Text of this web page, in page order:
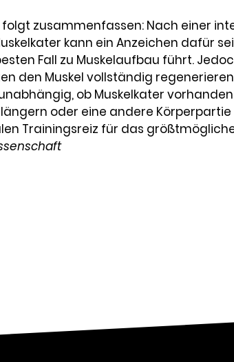
zusammenfassen: Nach einer
kann ein Anzeichen dafür
Fall zu Muskelaufbau führt.
den Muskel vollständig
ob Muskelkater
oder eine andere
Trainingsreiz für das